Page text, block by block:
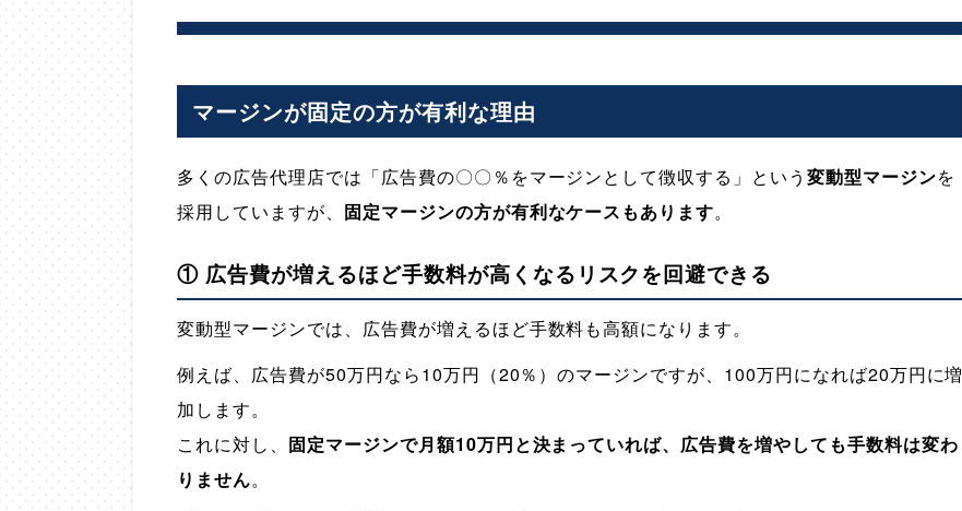
マージンが固定の方が有利な理由
多くの広告代理店では「広告費の〇〇％をマージンとして徴収する」という 変動型マージンを
採用していますが、 固定マージンの方が有利なケースもあります。
① 広告費が増えるほど手数料が高くなるリスクを回避できる
変動型マージンでは、広告費が増えるほど手数料も高額になります。
例えば、広告費が50万円なら10万円（20％）のマージンですが、100万円になれば20万円に増
加します。
これに対し、 固定マージンで月額10万円と決まっていれば、広告費を増やしても手数料は変わ
りません。